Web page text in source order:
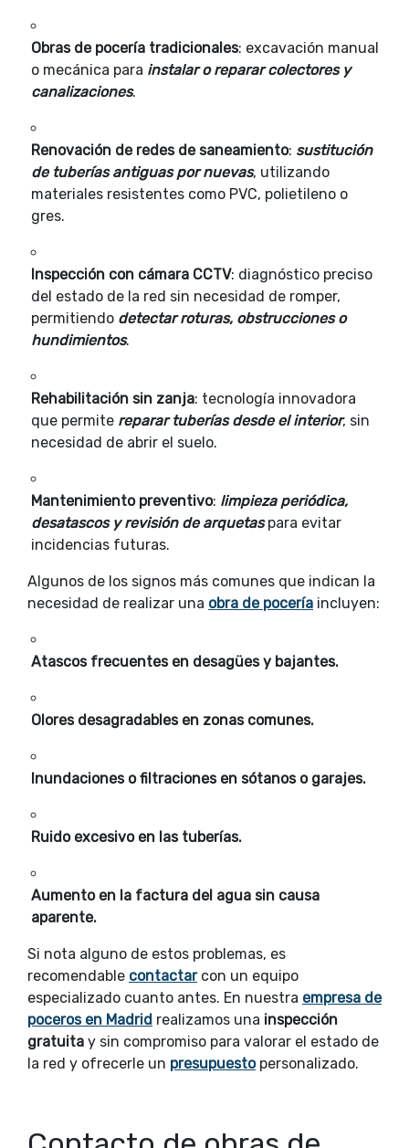
Obras de pocería tradicionales: excavación manual
o mecánica para instalar o reparar colectores y
canalizaciones.
Renovación de redes de saneamiento: sustitución
de tuberías antiguas por nuevas, utilizando
materiales resistentes como PVC, polietileno o
gres.
Inspección con cámara CCTV: diagnóstico preciso
del estado de la red sin necesidad de romper,
permitiendo detectar roturas, obstrucciones o
hundimientos.
Rehabilitación sin zanja: tecnología innovadora
que permite reparar tuberías desde el interior, sin
necesidad de abrir el suelo.
Mantenimiento preventivo: limpieza periódica,
desatascos y revisión de arquetaspara evitar
incidencias futuras.
Algunos de los signos más comunes que indican la
necesidad de realizar una obra de pocería incluyen:
Atascos frecuentes en desagües y bajantes.
Olores desagradables en zonas comunes.
Inundaciones o filtraciones en sótanos o garajes.
Ruido excesivo en las tuberías.
Aumento en la factura del agua sin causa
aparente.
Si nota alguno de estos problemas, es
recomendable contactarcon un equipo
especializado cuanto antes. En nuestra empresa de
poceros en Madrid realizamos una inspección
gratuita y sin compromiso para valorar el estado de
la red y ofrecerle un presupuestopersonalizado.